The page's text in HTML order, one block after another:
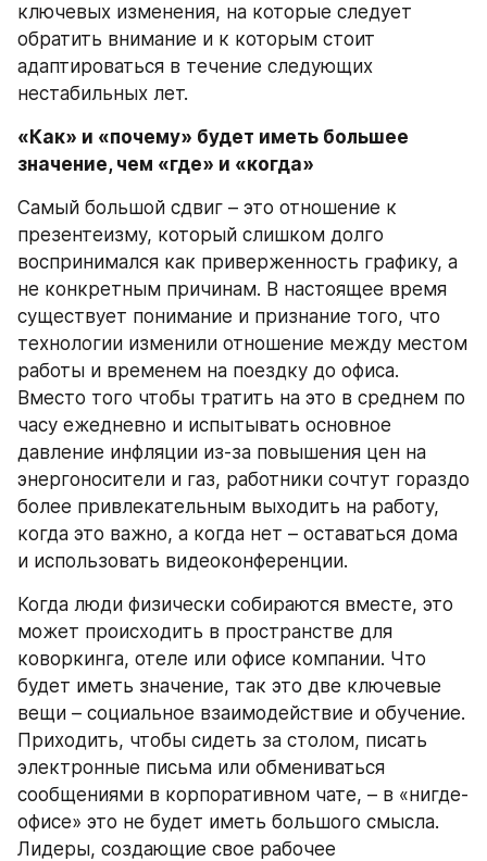
ключевых изменения, на которые следует
обратить внимание и к которым стоит
адаптироваться в течение следующих
нестабильных лет.
«Как» и «почему» будет иметь большее
значение, чем «где» и «когда»
Самый большой сдвиг – это отношение к
презентеизму, который слишком долго
воспринимался как приверженность графику, а
не конкретным причинам. В настоящее время
существует понимание и признание того, что
технологии изменили отношение между местом
работы и временем на поездку до офиса.
Вместо того чтобы тратить на это в среднем по
часу ежедневно и испытывать основное
давление инфляции из-за повышения цен на
энергоносители и газ, работники сочтут гораздо
более привлекательным выходить на работу,
когда это важно, а когда нет – оставаться дома
и использовать видеоконференции.
Когда люди физически собираются вместе, это
может происходить в пространстве для
коворкинга, отеле или офисе компании. Что
будет иметь значение, так это две ключевые
вещи – социальное взаимодействие и обучение.
Приходить, чтобы сидеть за столом, писать
электронные письма или обмениваться
сообщениями в корпоративном чате, – в «нигде-
офисе» это не будет иметь большого смысла.
Лидеры, создающие свое рабочее